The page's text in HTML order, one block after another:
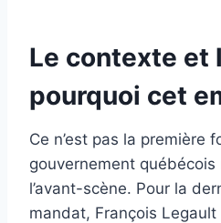
Le contexte et
pourquoi cet
Ce n’est pas la première
gouvernement
l’avant-scène. Pour la
mandat, François Legault